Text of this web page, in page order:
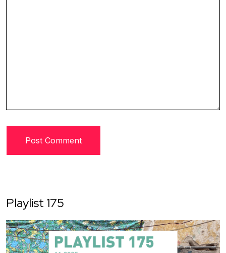
Playlist 175